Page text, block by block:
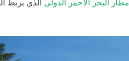
مطار البحر الأحمر الدولي الذي يربط